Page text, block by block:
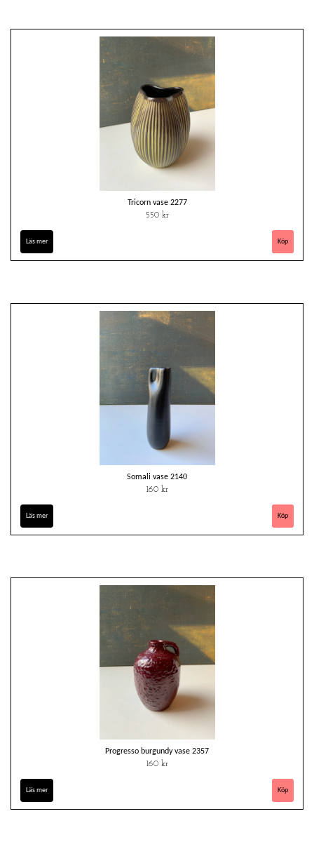
Tricorn vase 2277
550 kr
Läs mer
Somali vase 2140
160 kr
Läs mer
Progresso burgundy vase 2357
160 kr
Läs mer